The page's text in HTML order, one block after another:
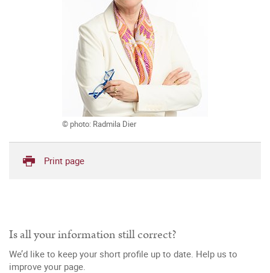
© photo: Radmila Dier
Print page
Is all your information still correct?
We’d like to keep your short profile up to date. Help us to
improve your page.